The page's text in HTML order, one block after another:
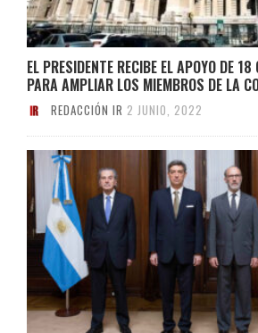
EL PRESIDENTE RECIBE EL APOYO DE 18
PARA AMPLIAR LOS MIEMBROS DE LA
REDACCIÓN IR 2 JUNIO, 2022